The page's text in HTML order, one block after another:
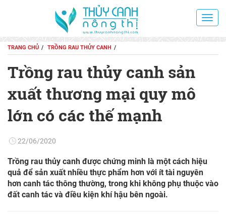
TRANG CHỦ TRỒNG RAU THỦY CANH
Trồng rau thủy canh sản
xuất thương mại quy mô
lớn có các thế mạnh
22/06/2020
Trồng rau thủy canh được chứng minh là một cách hiệu
quả để sản xuất nhiều thực phẩm hơn với ít tài nguyên
hơn canh tác thông thường, trong khi không phụ thuộc vào
đất canh tác và điều kiện khí hậu bên ngoài.